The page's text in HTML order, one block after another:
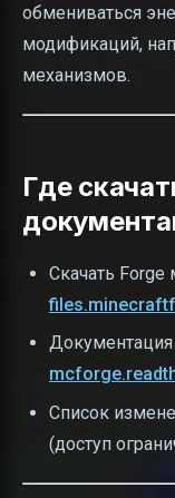
обмениваться
модификаций,
механизмов.
Где
Скачать
Документация
Список
(доступ